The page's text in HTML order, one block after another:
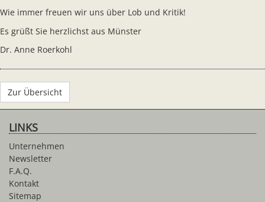
Wie immer freuen wir uns über Lob und Kritik!
Es grüßt Sie herzlichst aus Münster
Dr. Anne Roerkohl
Zur Übersicht
LINKS
Unternehmen
Newsletter
F.A.Q.
Kontakt
Sitemap